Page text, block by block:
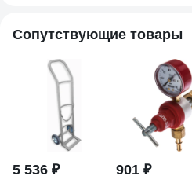
Сопутствующие товары
5 536 ₽ 901 ₽